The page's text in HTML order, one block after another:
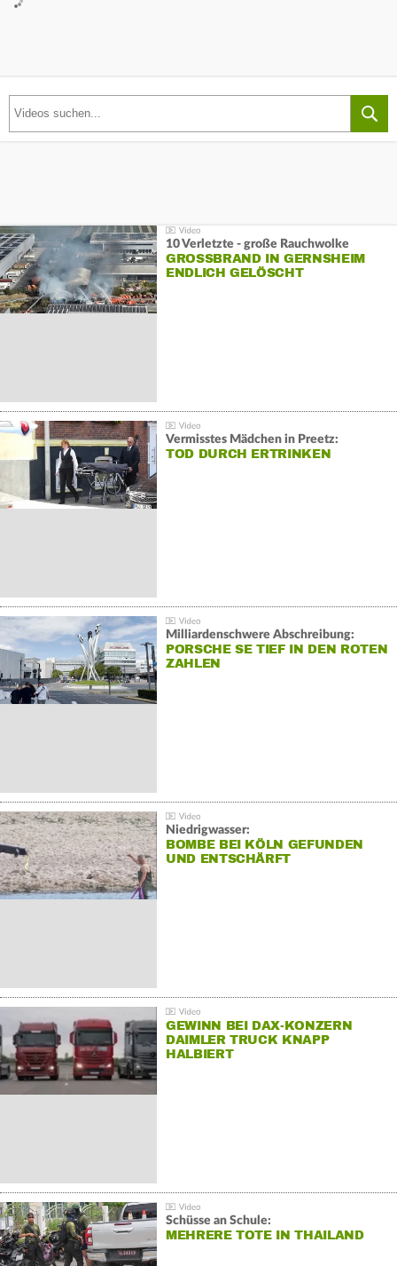
10 Verletzte - große Rauchwolke
GROSSBRAND IN GERNSHEIM E
NDLICH GELÖSCHT
Vermisstes Mädchen in Preetz:
TOD DURCH ERTRINKEN
Milliardenschwere Abschreibung:
PORSCHE SE TIEF IN DEN ROTEN
ZAHLEN
Niedrigwasser:
BOMBE BEI KÖLN GEFUNDEN
UND ENTSCHÄRFT
GEWINN BEI DAX-KONZERN
DAIMLER TRUCK KNAPP
HALBIERT
Schüsse an Schule:
MEHRERE TOTE IN THAILAND